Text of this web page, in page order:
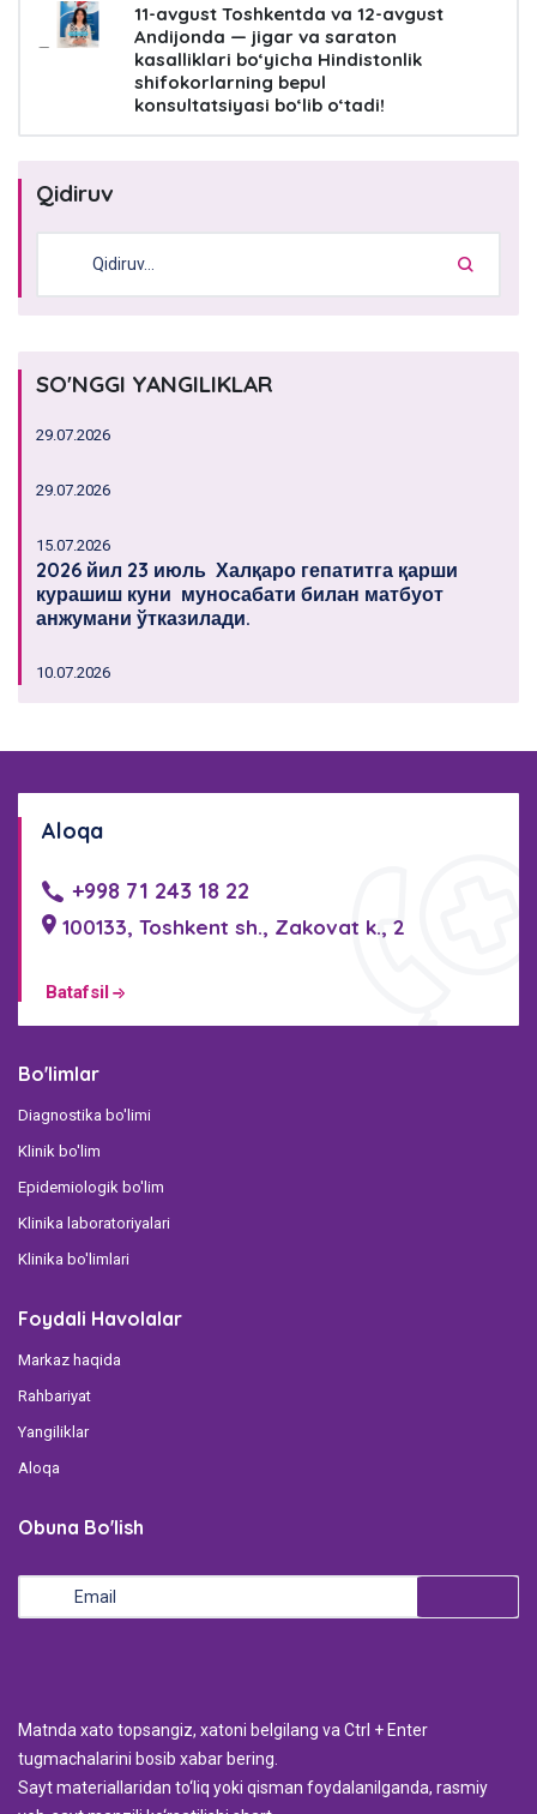
11-avgust Toshkentda va 12-avgust
Andijonda — jigar va saraton
kasalliklari bo‘yicha Hindistonlik
shifokorlarning bepul
konsultatsiyasi bo‘lib o‘tadi!
Qidiruv
SO'NGGI YANGILIKLAR
29.07.2026
29.07.2026
15.07.2026
2026 йил 23 июль Халқаро гепатитга қарши
курашиш куни муносабати билан матбуот
анжумани ўтказилади.
10.07.2026
Aloqa
+998 71 243 18 22
100133, Toshkent sh., Zakovat k., 2
Batafsil
Bo'limlar
Diagnostika bo'limi
Klinik bo'lim
Epidemiologik bo'lim
Klinika laboratoriyalari
Klinika bo'limlari
Foydali Havolalar
Markaz haqida
Rahbariyat
Yangiliklar
Aloqa
Obuna Bo'lish
Мatnda xato topsangiz, xatoni belgilang va Ctrl + Enter
tugmachalarini bosib xabar bering.
Sayt materiallaridan to‘liq yoki qisman foydalanilganda, rasmiy